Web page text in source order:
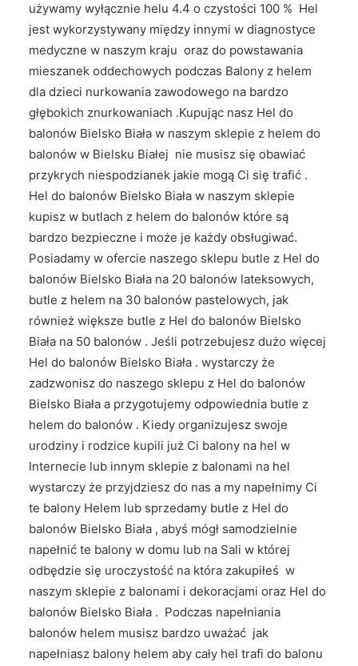
używamy wyłącznie helu 4.4 o czystości 100 % Hel
jest wykorzystywany między innymi w diagnostyce
medyczne w naszym kraju oraz do powstawania
mieszanek oddechowych podczas Balony z helem
dla dzieci nurkowania zawodowego na bardzo
głębokich znurkowaniach .Kupując nasz Hel do
balonów Bielsko Biała w naszym sklepie z helem do
balonów w Bielsku Białej nie musisz się obawiać
przykrych niespodzianek jakie mogą Ci się trafić .
Hel do balonów Bielsko Biała w naszym sklepie
kupisz w butlach z helem do balonów które są
bardzo bezpieczne i może je każdy obsługiwać.
Posiadamy w ofercie naszego sklepu butle z Hel do
balonów Bielsko Biała na 20 balonów lateksowych,
butle z helem na 30 balonów pastelowych, jak
również większe butle z Hel do balonów Bielsko
Biała na 50 balonów . Jeśli potrzebujesz dużo więcej
Hel do balonów Bielsko Biała . wystarczy że
zadzwonisz do naszego sklepu z Hel do balonów
Bielsko Biała a przygotujemy odpowiednia butle z
helem do balonów . Kiedy organizujesz swoje
urodziny i rodzice kupili już Ci balony na hel w
Internecie lub innym sklepie z balonami na hel
wystarczy że przyjdziesz do nas a my napełnimy Ci
te balony Helem lub sprzedamy butle z Hel do
balonów Bielsko Biała , abyś mógł samodzielnie
napełnić te balony w domu lub na Sali w której
odbędzie się uroczystość na która zakupiłeś w
naszym sklepie z balonami i dekoracjami oraz Hel do
balonów Bielsko Biała . Podczas napełniania
balonów helem musisz bardzo uważać jak
napełniasz balony helem aby cały hel trafi do balonu